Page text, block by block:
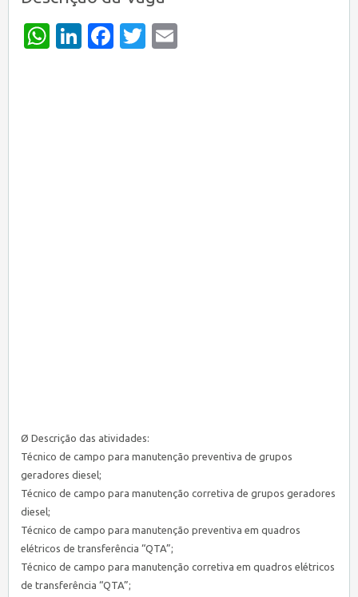
WhatsApp
LinkedIn
Facebook
Twitter
Ø Descrição das atividades:
Técnico de campo para manutenção preventiva de grupos
geradores diesel;
Técnico de campo para manutenção corretiva de grupos geradores
diesel;
Técnico de campo para manutenção preventiva em quadros
elétricos de transferência “QTA”;
Técnico de campo para manutenção corretiva em quadros elétricos
de transferência “QTA”;